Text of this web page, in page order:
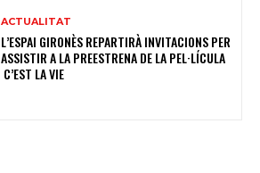
ACTUALITAT
L’ESPAI GIRONÈS REPARTIRÀ INVITACIONS PER
ASSISTIR A LA PREESTRENA DE LA PEL·LÍCULA
C’EST LA VIE